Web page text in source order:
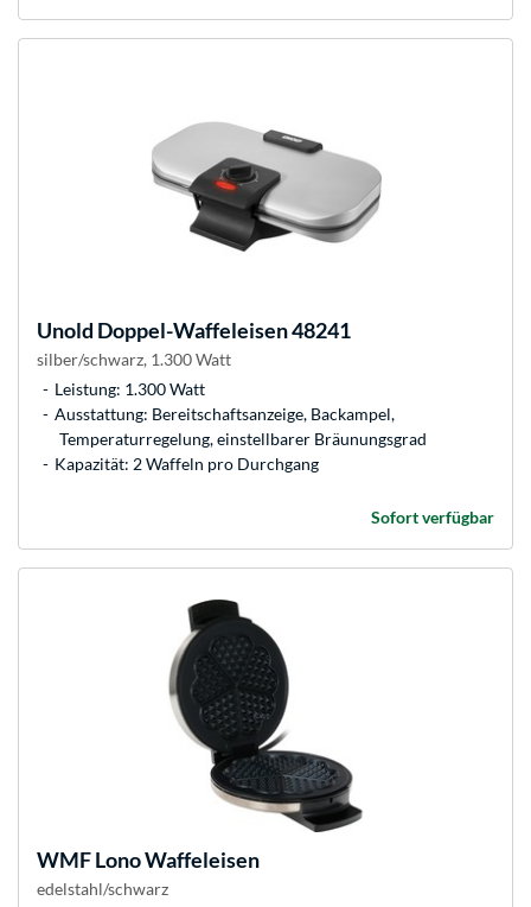
Unold Doppel-Waffeleisen 48241
silber/schwarz, 1.300 Watt
Leistung: 1.300 Watt
Ausstattung: Bereitschaftsanzeige, Backampel,
Temperaturregelung, einstellbarer Bräunungsgrad
Kapazität: 2 Waffeln pro Durchgang
Sofort verfügbar
WMFLono Waffeleisen
edelstahl/schwarz